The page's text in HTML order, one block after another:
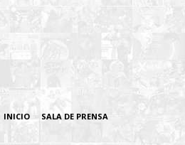
INICIO SALA DE PRENSA